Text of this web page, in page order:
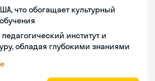
что обогащает культурный
институт и
обладая глубокими знаниями